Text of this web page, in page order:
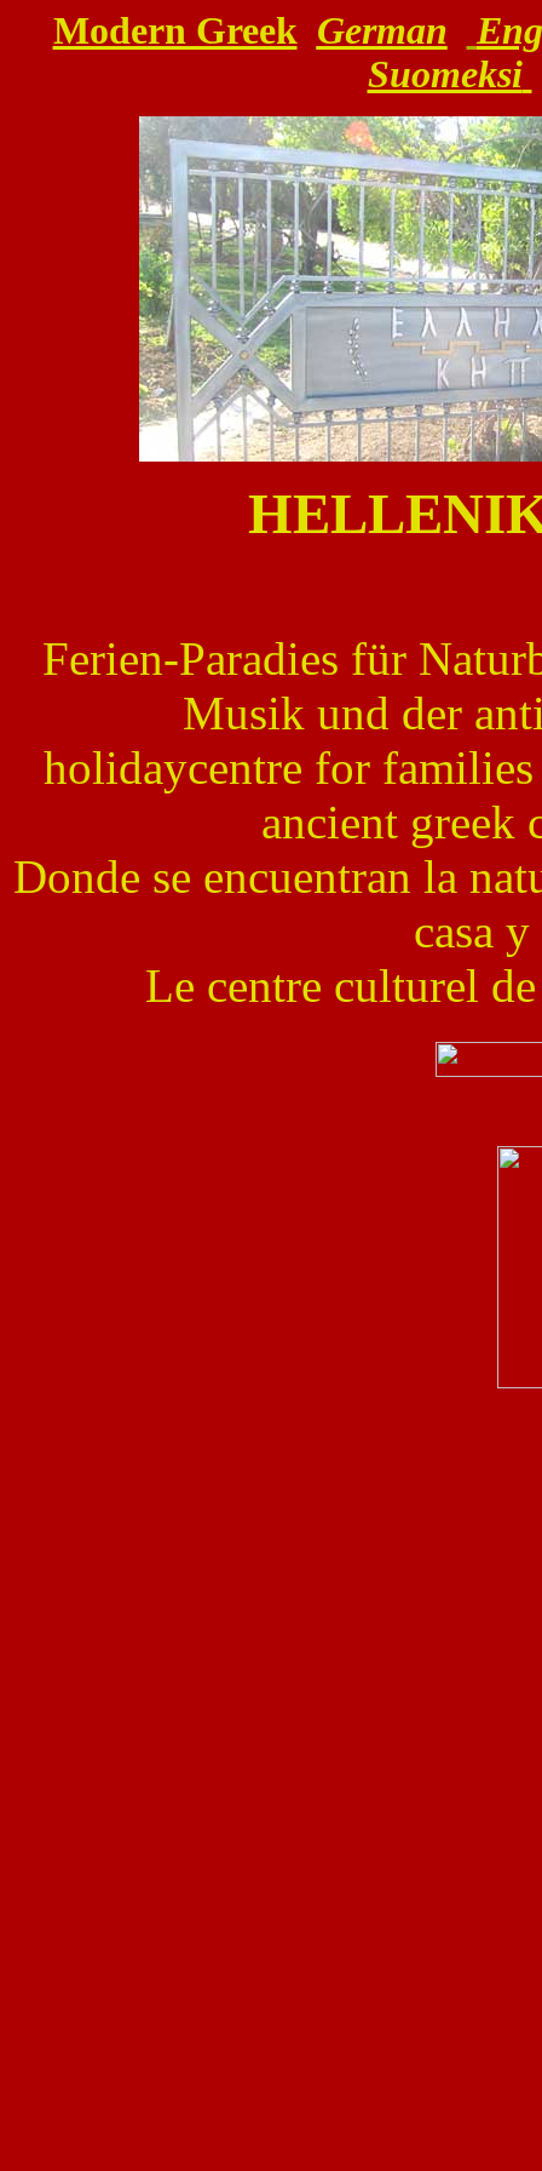
Modern Greek German
Suomeksi
Ferien-Paradies für
Musik und der
holidaycentre for
ancient greek
Donde se encuentran la
casa
Le centre culturel